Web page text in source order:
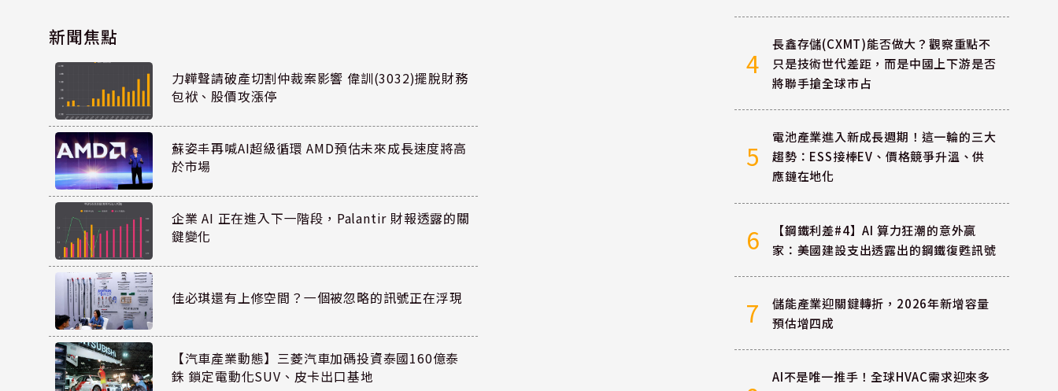
新聞焦點
力韡聲請破產切割仲裁案影響 偉訓(3032)擺脫財務
包袱、股價攻漲停
蘇姿丰再喊AI超級循環 AMD預估未來成長速度將高
於市場
企業 AI 正在進入下一階段，Palantir 財報透露的關
鍵變化
佳必琪還有上修空間？一個被忽略的訊號正在浮現
【汽車產業動態】三菱汽車加碼投資泰國160億泰
銖 鎖定電動化SUV、皮卡出口基地
4
長鑫存儲(CXMT)能否做大？觀察重點不
只是技術世代差距，而是中國上下游是否
將聯手搶全球市占
5
電池產業進入新成長週期！這一輪的三大
趨勢：ESS接棒EV、價格競爭升溫、供
應鏈在地化
6
【鋼鐵利差#4】AI 算力狂潮的意外贏
家：美國建設支出透露出的鋼鐵復甦訊號
7
儲能產業迎關鍵轉折，2026年新增容量
預估增四成
AI不是唯一推手！全球HVAC需求迎來多